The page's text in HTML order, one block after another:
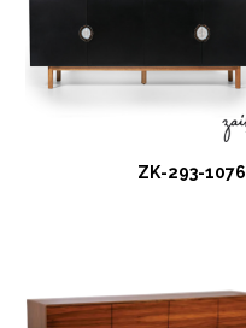
ZK-293-1076